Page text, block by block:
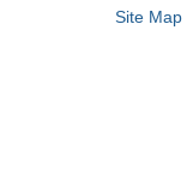
Site Map